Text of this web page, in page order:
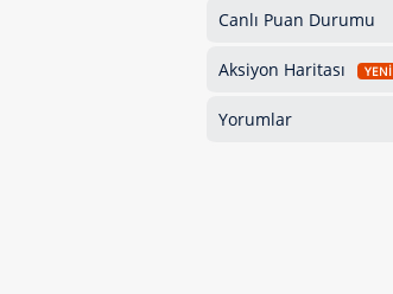
Canlı Puan Durumu
Aksiyon Haritası YENİ
Yorumlar